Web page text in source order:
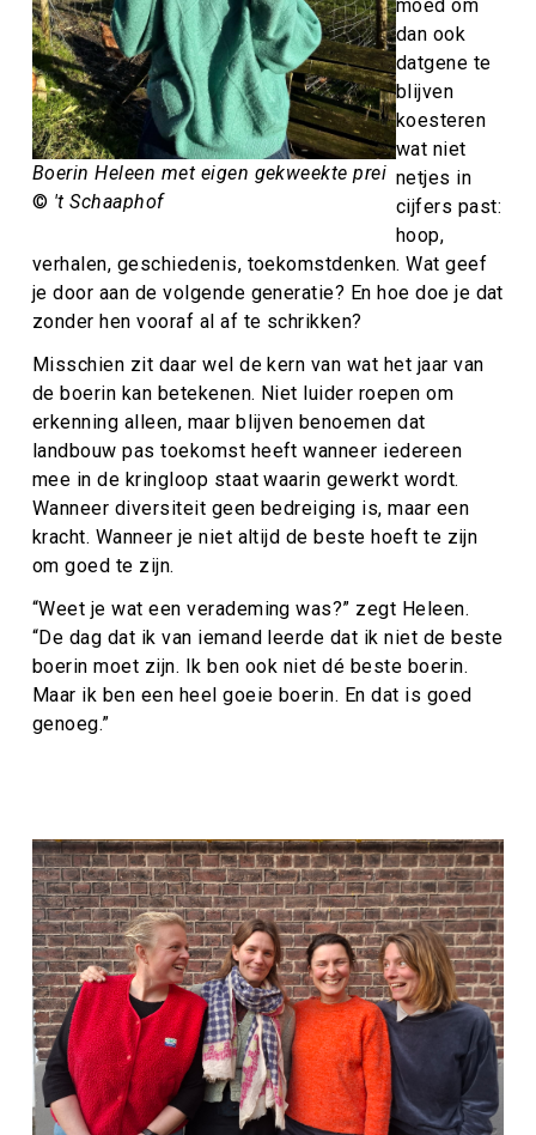
Boerin Heleen met eigen gekweekte prei
© 't Schaaphof
moed om
dan ook
datgene te
blijven
koesteren
wat niet
netjes in
cijfers past:
hoop,
verhalen, geschiedenis, toekomstdenken. Wat geef
je door aan de volgende generatie? En hoe doe je dat
zonder hen vooraf al af te schrikken?
Misschien zit daar wel de kern van wat het jaar van
de boerin kan betekenen. Niet luider roepen om
erkenning alleen, maar blijven benoemen dat
landbouw pas toekomst heeft wanneer iedereen
mee in de kringloop staat waarin gewerkt wordt.
Wanneer diversiteit geen bedreiging is, maar een
kracht. Wanneer je niet altijd de beste hoeft te zijn
om goed te zijn.
“Weet je wat een verademing was?” zegt Heleen.
“De dag dat ik van iemand leerde dat ik niet de beste
boerin moet zijn. Ik ben ook niet dé beste boerin.
Maar ik ben een heel goeie boerin. En dat is goed
genoeg.”